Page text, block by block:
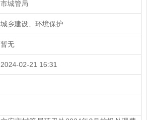
市城管局
城乡建设、环境保护
暂无
2024-02-21 16:31